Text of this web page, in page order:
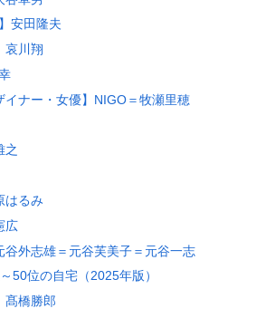
安田隆夫
哀川翔
イナー・女優】NIGO＝牧瀬里穂
之
はるみ
広
谷外志雄＝元谷芙美子＝元谷一志
50位の自宅（2025年版）
髙橋勝郎